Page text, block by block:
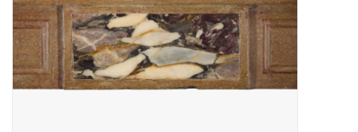
Objecten
Vloeren - Steen, Terra Cotta
& Marmer